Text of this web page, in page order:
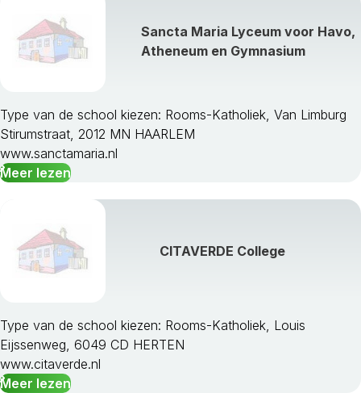
Sancta Maria Lyceum voor Havo,
Atheneum en Gymnasium
Type van de school kiezen: Rooms-Katholiek, Van Limburg
Stirumstraat, 2012 MN HAARLEM
www.sanctamaria.nl
Meer lezen
CITAVERDE College
Type van de school kiezen: Rooms-Katholiek, Louis
Eijssenweg, 6049 CD HERTEN
www.citaverde.nl
Meer lezen